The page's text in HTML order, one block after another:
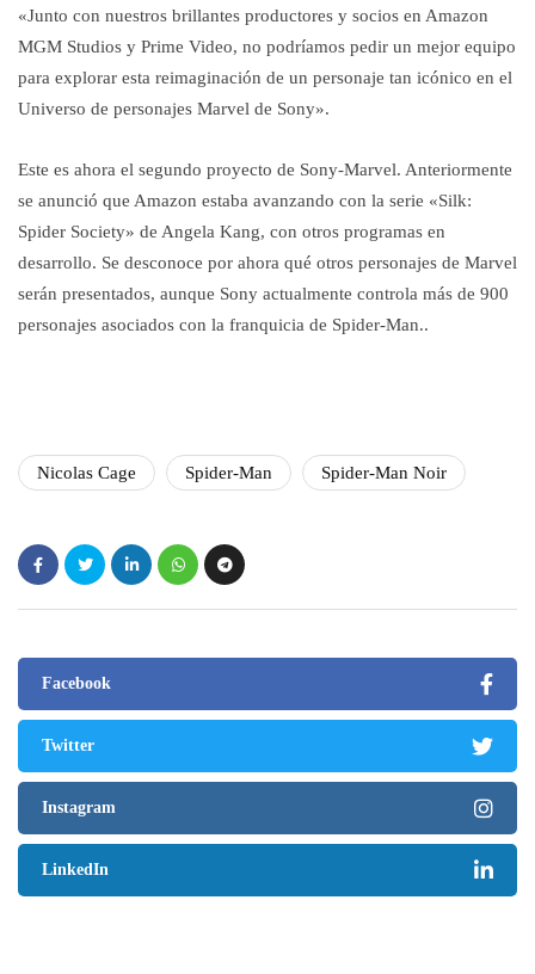
«Junto con nuestros brillantes productores y socios en Amazon
MGM Studios y Prime Video, no podríamos pedir un mejor equipo
para explorar esta reimaginación de un personaje tan icónico en el
Universo de personajes Marvel de Sony».
Este es ahora el segundo proyecto de Sony-Marvel. Anteriormente
se anunció que Amazon estaba avanzando con la serie «Silk:
Spider Society» de Angela Kang, con otros programas en
desarrollo. Se desconoce por ahora qué otros personajes de Marvel
serán presentados, aunque Sony actualmente controla más de 900
personajes asociados con la franquicia de Spider-Man..
Nicolas Cage Spider-Man Spider-Man Noir
Facebook
Twitter
Instagram
LinkedIn